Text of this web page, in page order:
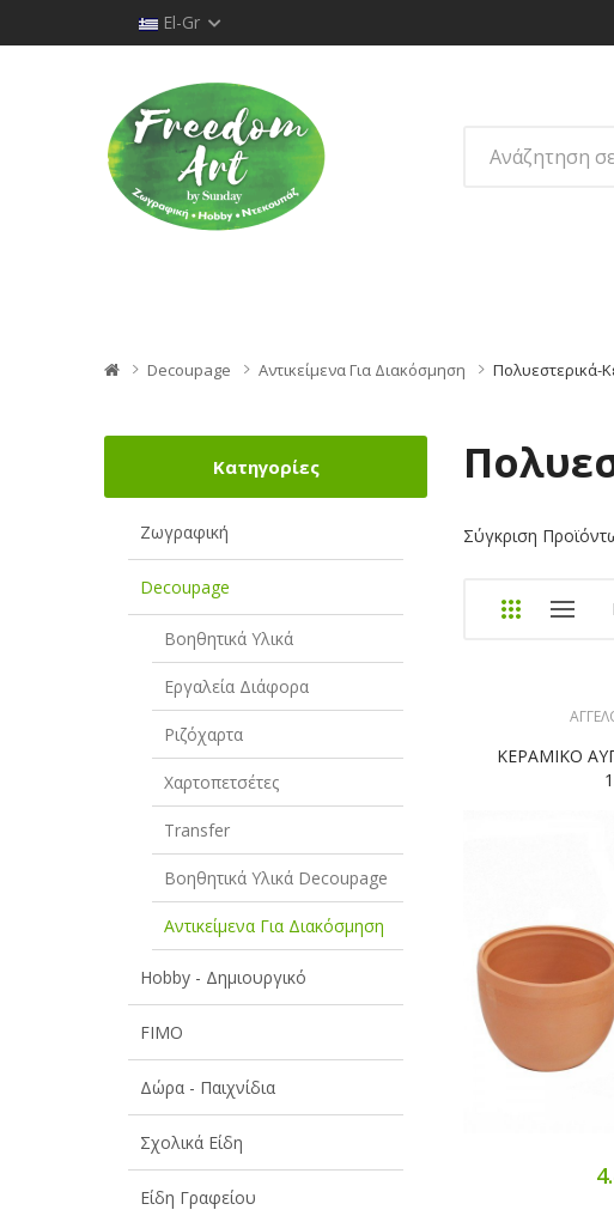
El-Gr
Decoupage Αντικείμενα Για Διακόσμηση Πολυεστερικά-
Κατηγορίες
Ζωγραφική
Decoupage
Βοηθητικά Υλικά
Εργαλεία Διάφορα
Ριζόχαρτα
Χαρτοπετσέτες
Transfer
Βοηθητικά Υλικά Decoupage
Αντικείμενα Για Διακόσμηση
Hobby - Δημιουργικό
FIMO
Δώρα - Παιχνίδια
Σχολικά Είδη
Είδη Γραφείου
Σύγκριση
ΚΕΡΑΜΙΚΟ